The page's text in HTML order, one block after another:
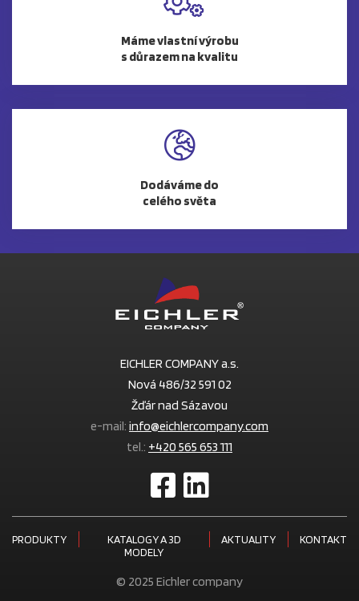
Máme vlastní výrobu
s důrazem na kvalitu
Dodáváme do
celého světa
© 2025 Eichler company
EICHLER COMPANY a.s.
Nová 486/32 591 02
Žďár nad Sázavou
e-mail: info@eichlercompany.com
tel.: +420 565 653 111
PRODUKTY
KATALOGY A 3D
MODELY
AKTUALITY KONTAKT